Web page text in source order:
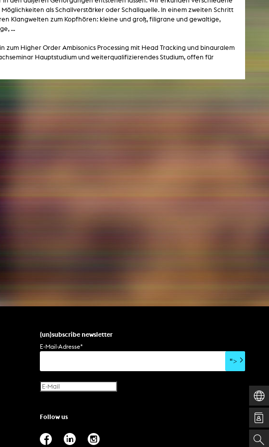
als Schallverstärker oder Schallquelle. In einem zweiten Schritt
Klangwelten zum Kopfhören: kleine und groß, filigrane und gewaltige,
…
zum Higher Order Ambisonics Processing mit Head Tracking und binauralem
Hauptstudium und weiterqualifizierendes Studium, offen für
(un)subscribe newsletter
E-Mail-Adresse*
">
Follow us
US
Date